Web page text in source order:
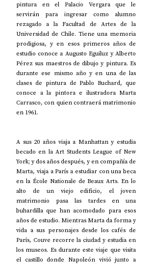
pintura en el Palacio Vergara que le
servirán para ingresar como alumno
rezagado a la Facultad de Artes de la
Universidad de Chile. Tiene una memoria
prodigiosa, y en esos primeros años de
estudio conoce a Augusto Eguiluz y Alberto
Pérez sus maestros de dibujo y pintura. Es
durante ese mismo año y en una de las
clases de pintura de Pablo Buchard, que
conoce a la pintora e ilustradora Marta
Carrasco, con quien contraerá matrimonio
en 1961.
A sus 20 años viaja a Manhattan y estudia
becado en la Art Students League of New
York; y dos años después, y en compañía de
Marta, viaja a París a estudiar con una beca
en la École Nationale de Beaux Arts. En lo
alto de un viejo edificio, el joven
matrimonio pasa las tardes en una
buhardilla que han acomodado para esos
años de estudio. Mientras Marta da forma y
vida a sus personajes desde los cafés de
París, Couve recorre la ciudad y estudia en
los museos. Es durante este viaje que visita
el castillo donde Napoleón vivió junto a